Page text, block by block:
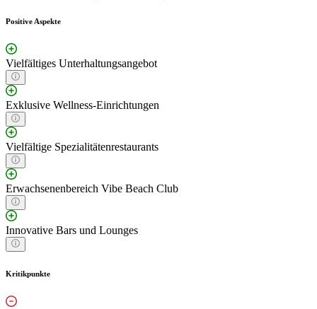
Positive Aspekte
Vielfältiges Unterhaltungsangebot
Exklusive Wellness-Einrichtungen
Vielfältige Spezialitätenrestaurants
Erwachsenenbereich Vibe Beach Club
Innovative Bars und Lounges
Kritikpunkte